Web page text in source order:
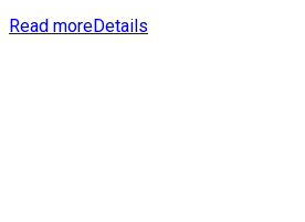
Read moreDetails